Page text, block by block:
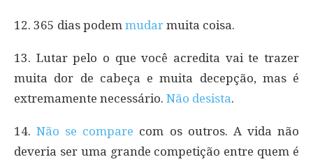
12. 365 dias podem mudar muita coisa.
13. Lutar pelo o que você acredita vai te trazer
muita dor de cabeça e muita decepção, mas é
extremamente necessário. Não desista.
14. Não se compare com os outros. A vida não
deveria ser uma grande competição entre quem é